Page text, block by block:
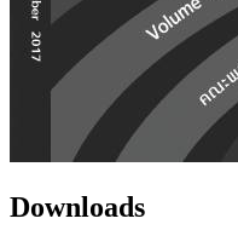
Downloads